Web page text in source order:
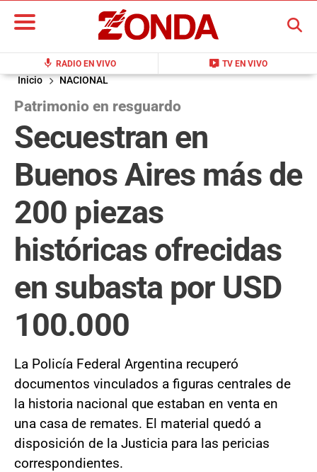
mic RADIO EN VIVO live_tv TV EN VIVO
BUSCAR
Inicio NACIONAL
Patrimonio en resguardo
Secuestran en
Buenos Aires más de
200 piezas
históricas ofrecidas
en subasta por USD
100.000
La Policía Federal Argentina recuperó
documentos vinculados a figuras centrales de
la historia nacional que estaban en venta en
una casa de remates. El material quedó a
disposición de la Justicia para las pericias
correspondientes.